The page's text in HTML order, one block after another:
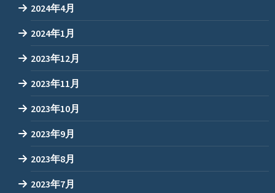
2024年4月
2024年1月
2023年12月
2023年11月
2023年10月
2023年9月
2023年8月
2023年7月